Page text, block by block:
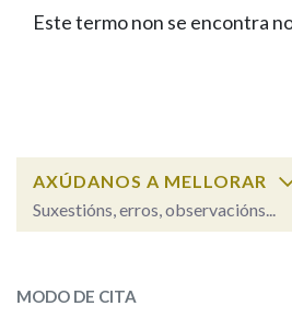
FIGURAS
PORTAL
Facebook
TwitterYoutubeInstagram
Bluesky
BUSCAR NOS LEMAS
Remata por
Este termo non se encontra
AXÚDANOS A MELLORAR
Suxestións, erros, observacións...
Observación
MODO DE CITA